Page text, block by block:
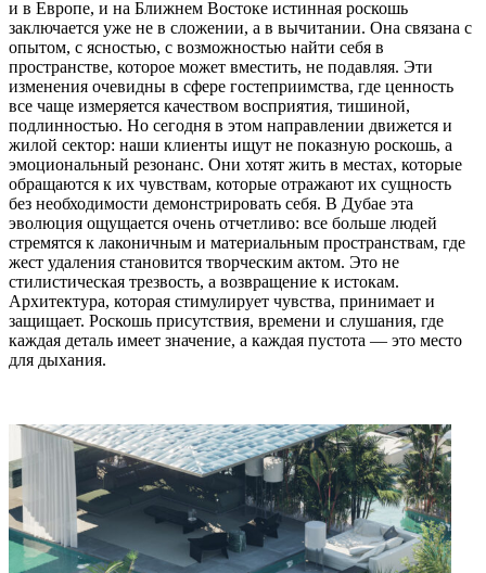
и в Европе, и на Ближнем Востоке истинная роскошь
заключается уже не в сложении, а в вычитании. Она связана с
опытом, с ясностью, с возможностью найти себя в
пространстве, которое может вместить, не подавляя. Эти
изменения очевидны в сфере гостеприимства, где ценность
все чаще измеряется качеством восприятия, тишиной,
подлинностью. Но сегодня в этом направлении движется и
жилой сектор: наши клиенты ищут не показную роскошь, а
эмоциональный резонанс. Они хотят жить в местах, которые
обращаются к их чувствам, которые отражают их сущность
без необходимости демонстрировать себя. В Дубае эта
эволюция ощущается очень отчетливо: все больше людей
стремятся к лаконичным и материальным пространствам, где
жест удаления становится творческим актом. Это не
стилистическая трезвость, а возвращение к истокам.
Архитектура, которая стимулирует чувства, принимает и
защищает. Роскошь присутствия, времени и слушания, где
каждая деталь имеет значение, а каждая пустота — это место
для дыхания.